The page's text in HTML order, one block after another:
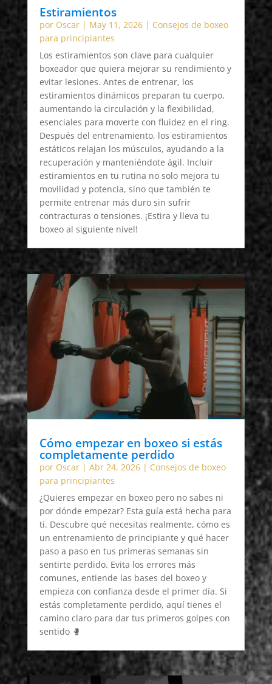
Estiramientos
por Oscar| May 11, 2026| Consejos de boxeo
para principiantes
Los estiramientos son clave para cualquier
boxeador que quiera mejorar su rendimiento y
evitar lesiones. Antes de entrenar, los
estiramientos dinámicos preparan tu cuerpo,
aumentando la circulación y la flexibilidad,
esenciales para moverte con fluidez en el ring.
Después del entrenamiento, los estiramientos
estáticos relajan los músculos, ayudando a la
recuperación y manteniéndote ágil. Incluir
estiramientos en tu rutina no solo mejora tu
movilidad y potencia, sino que también te
permite entrenar más duro sin sufrir
contracturas o tensiones. ¡Estira y lleva tu
boxeo al siguiente nivel!
Cómo empezar en boxeo si estás
completamente perdido
por Oscar| Abr 24, 2026| Consejos de boxeo
para principiantes
¿Quieres empezar en boxeo pero no sabes ni
por dónde empezar? Esta guía está hecha para
ti. Descubre qué necesitas realmente, cómo es
un entrenamiento de principiante y qué hacer
paso a paso en tus primeras semanas sin
sentirte perdido. Evita los errores más
comunes, entiende las bases del boxeo y
empieza con confianza desde el primer día. Si
estás completamente perdido, aquí tienes el
camino claro para dar tus primeros golpes con
sentido 🥊